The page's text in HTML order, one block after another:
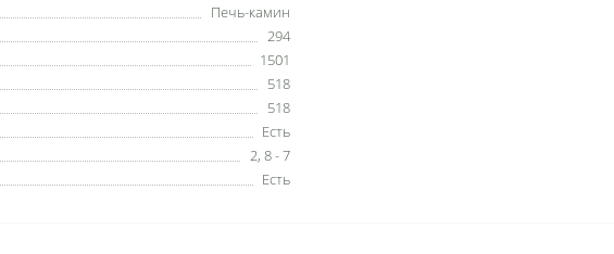
Печь-камин
294
1501
518
518
Есть
2, 8 - 7
Есть